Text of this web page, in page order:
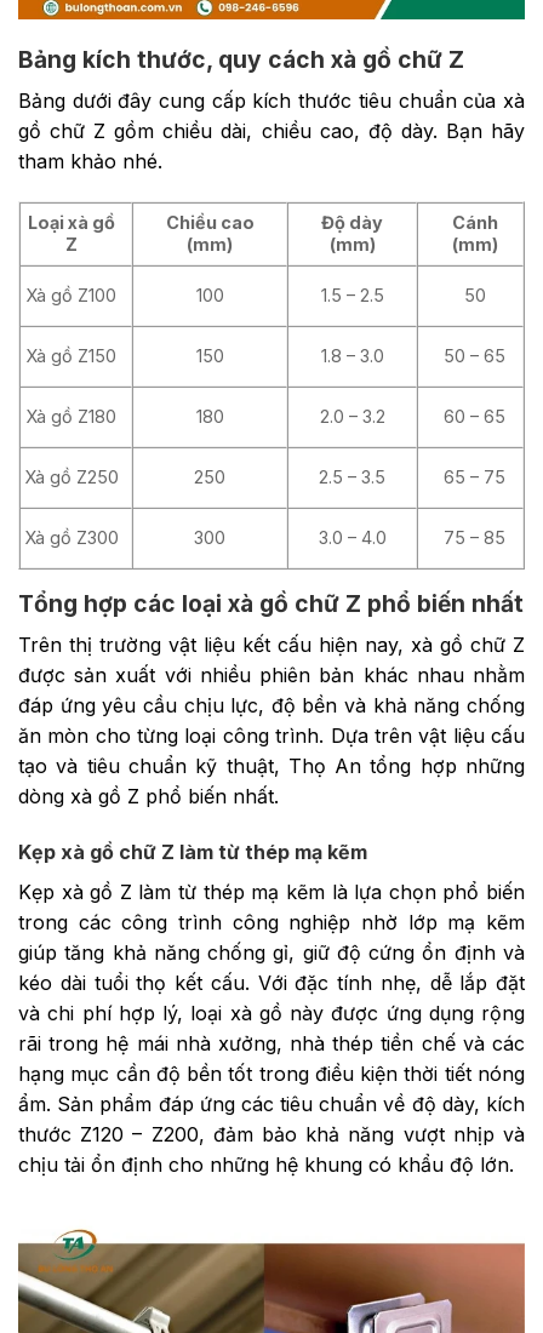
Bảng kích thước, quy cách xà gồ chữ Z
Bảng dưới đây cung cấp kích thước tiêu chuẩn của xà
gồ chữ Z gồm chiều dài, chiều cao, độ dày. Bạn hãy
tham khảo nhé.
Loại xà gồ
Z
Chiều cao
(mm)
Độ dày
(mm)
Cánh
(mm)
Xà gồ Z100 100 1.5 – 2.5 50
Xà gồ Z150 150 1.8 – 3.0 50 – 65
Xà gồ Z180 180 2.0 – 3.2 60 – 65
Xà gồ Z250 250 2.5 – 3.5 65 – 75
Xà gồ Z300 300 3.0 – 4.0 75 – 85
Tổng hợp các loại xà gồ chữ Z phổ biến nhất
Trên thị trường vật liệu kết cấu hiện nay, xà gồ chữ Z
được sản xuất với nhiều phiên bản khác nhau nhằm
đáp ứng yêu cầu chịu lực, độ bền và khả năng chống
ăn mòn cho từng loại công trình. Dựa trên vật liệu cấu
tạo và tiêu chuẩn kỹ thuật, Thọ An tổng hợp những
dòng xà gồ Z phổ biến nhất.
Kẹp xà gồ chữ Z làm từ thép mạ kẽm
Kẹp xà gồ Z làm từ thép mạ kẽm là lựa chọn phổ biến
trong các công trình công nghiệp nhờ lớp mạ kẽm
giúp tăng khả năng chống gỉ, giữ độ cứng ổn định và
kéo dài tuổi thọ kết cấu. Với đặc tính nhẹ, dễ lắp đặt
và chi phí hợp lý, loại xà gồ này được ứng dụng rộng
rãi trong hệ mái nhà xưởng, nhà thép tiền chế và các
hạng mục cần độ bền tốt trong điều kiện thời tiết nóng
ẩm. Sản phẩm đáp ứng các tiêu chuẩn về độ dày, kích
thước Z120 – Z200, đảm bảo khả năng vượt nhịp và
chịu tải ổn định cho những hệ khung có khẩu độ lớn.